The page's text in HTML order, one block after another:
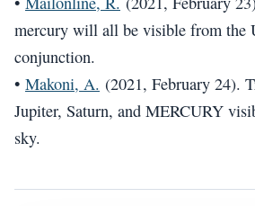
mercury will all be visible from
conjunction.
• Makoni, A. (2021, February 24).
Jupiter, Saturn, and MERCURY
sky.